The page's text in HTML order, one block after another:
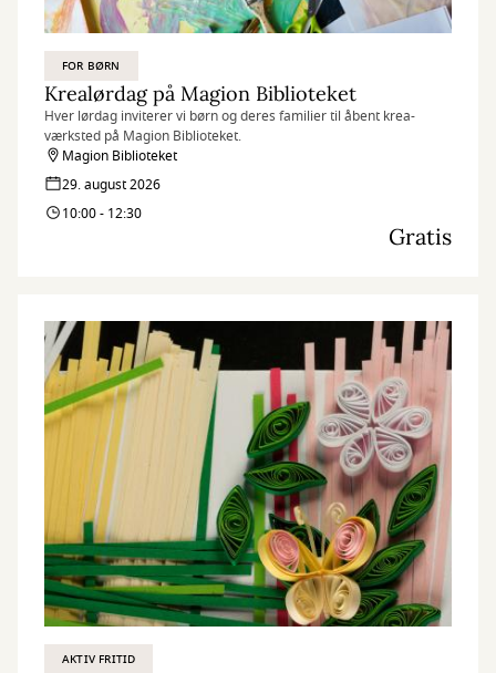
FOR BØRN
Krealørdag på Magion Biblioteket
Hver lørdag inviterer vi børn og deres familier til åbent krea-
værksted på Magion Biblioteket.
Magion Biblioteket
29. august 2026
10:00 - 12:30
Gratis
AKTIV FRITID